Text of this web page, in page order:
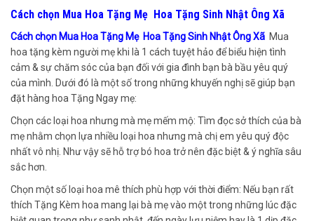
Cách chọn Mua Hoa Tặng Mẹ Hoa Tặng Sinh Nhật Ông Xã
Cách chọn Mua Hoa Tặng Mẹ Hoa Tặng Sinh Nhật Ông Xã Mua
hoa tặng kèm người mẹ khi là 1 cách tuyệt hảo để biểu hiện tình
cảm & sự chăm sóc của bạn đối với gia đình bạn bà bầu yêu quý
của mình. Dưới đó là một số trong những khuyến nghị sẽ giúp bạn
đặt hàng hoa Tặng Ngay mẹ:
Chọn các loại hoa nhưng mà mẹ mếm mộ: Tìm đọc sở thích của bà
mẹ nhằm chọn lựa nhiều loại hoa nhưng mà chị em yêu quý độc
nhất vô nhị. Như vậy sẽ hỗ trợ bó hoa trở nên đặc biệt & ý nghĩa sâu
sắc hơn.
Chọn một số loại hoa mê thích phù hợp với thời điểm: Nếu bạn rất
thích Tặng Kèm hoa mang lại bà mẹ vào một trong những lúc đặc